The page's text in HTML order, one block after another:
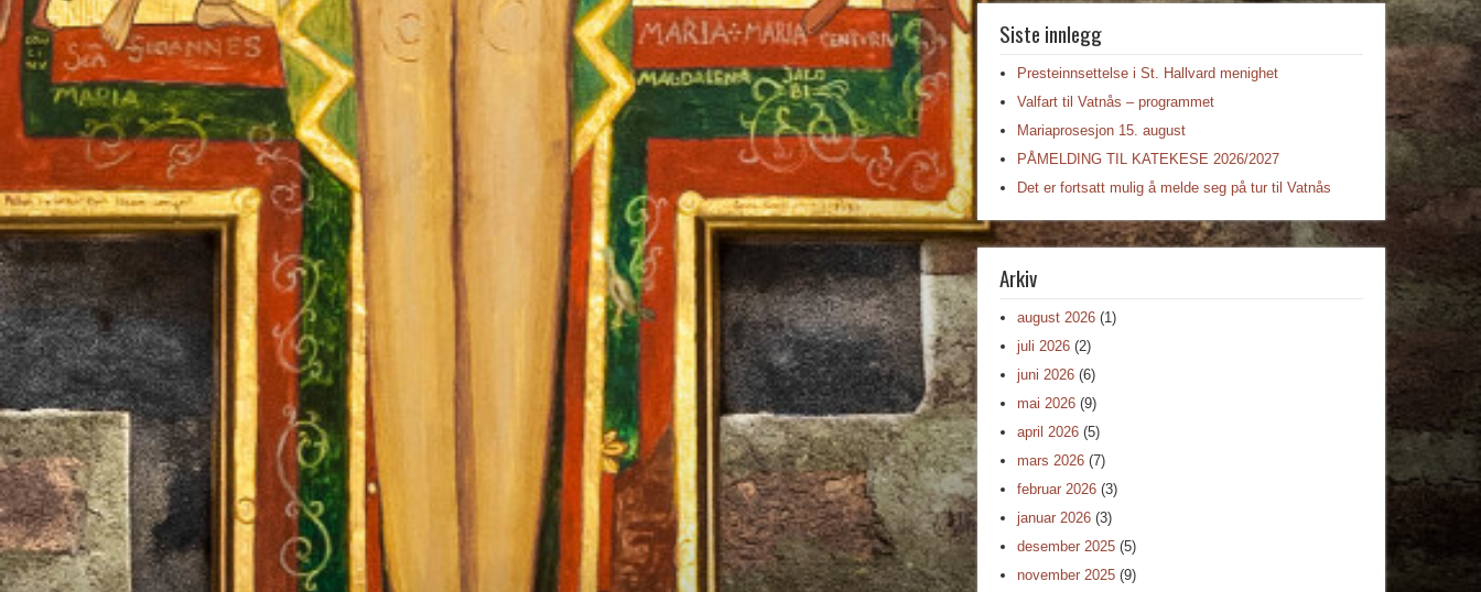
Siste innlegg
Presteinnsettelse i St. Hallvard menighet
Valfart til Vatnås – programmet
Mariaprosesjon 15. august
PÅMELDING TIL KATEKESE 2026/2027
Det er fortsatt mulig å melde seg på tur til Vatnås
Arkiv
august 2026 (1)
juli 2026 (2)
juni 2026 (6)
mai 2026 (9)
april 2026 (5)
mars 2026 (7)
februar 2026 (3)
januar 2026 (3)
desember 2025 (5)
november 2025 (9)